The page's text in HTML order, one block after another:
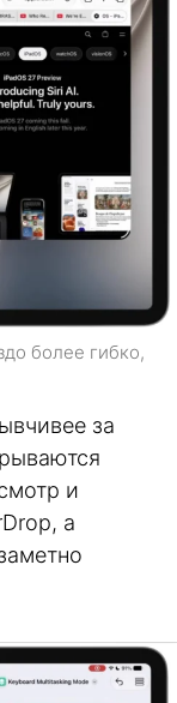
более гибко,
за
и
а